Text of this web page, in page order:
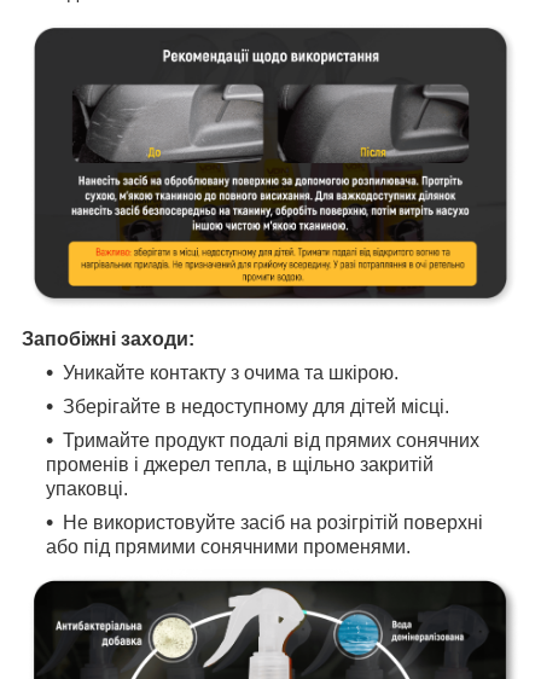
Запобіжні заходи:
Уникайте контакту з очима та шкірою.
Зберігайте в недоступному для дітей місці.
Тримайте продукт подалі від прямих сонячних
променів і джерел тепла, в щільно закритій
упаковці.
Не використовуйте засіб на розігрітій поверхні
або під прямими сонячними променями.